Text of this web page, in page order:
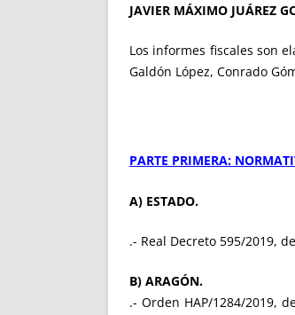
JAVIER MÁXIMO JUÁREZ
Los informes fiscales son
Galdón López, Conrado
PARTE PRIMERA:
A) ESTADO.
.- Real Decreto 595/2019,
B) ARAGÓN.
.- Orden HAP/1284/2019,